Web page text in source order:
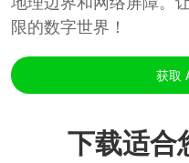
限的数字世界！
获取
下载适合